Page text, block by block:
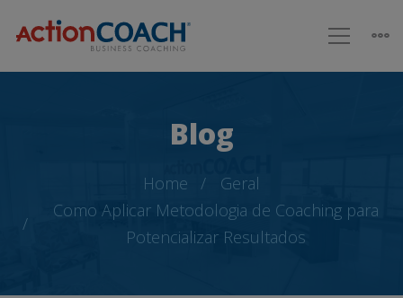
Blog
Home
Geral
Como Aplicar Metodologia de Coaching para
Potencializar Resultados